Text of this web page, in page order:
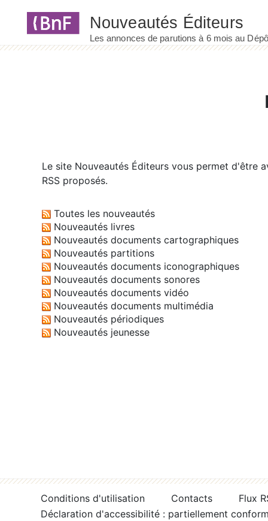
Le site Nouveautés Éditeurs vous permet d'être
RSS proposés.
Toutes les nouveautés
Nouveautés livres
Nouveautés documents cartographiques
Nouveautés partitions
Nouveautés documents iconographiques
Nouveautés documents sonores
Nouveautés documents vidéo
Nouveautés documents multimédia
Nouveautés périodiques
Nouveautés jeunesse
Conditions d'utilisation Contacts
Flux
Déclaration d'accessibilité : partiellement